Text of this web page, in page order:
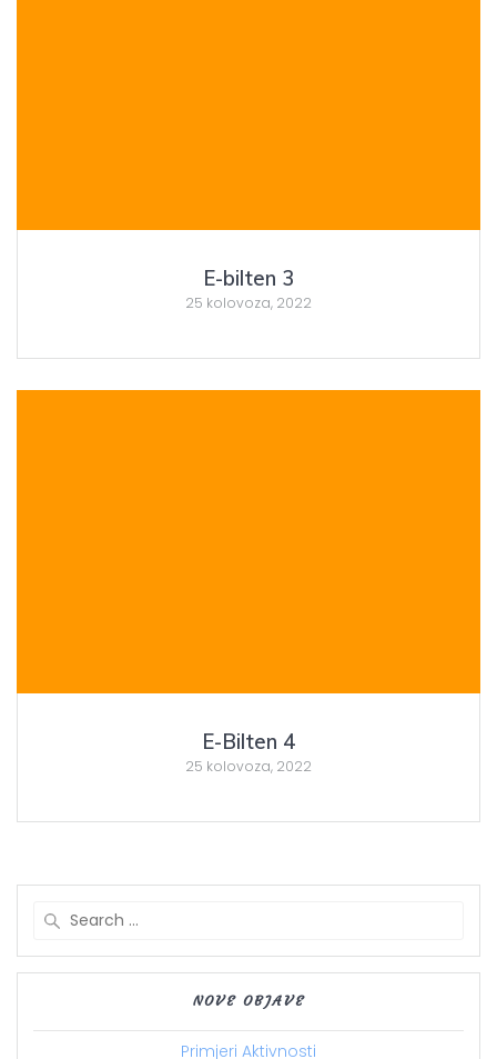
E-bilten 3
25 kolovoza, 2022
E-Bilten 4
25 kolovoza, 2022
NOVE OBJAVE
Primjeri Aktivnosti